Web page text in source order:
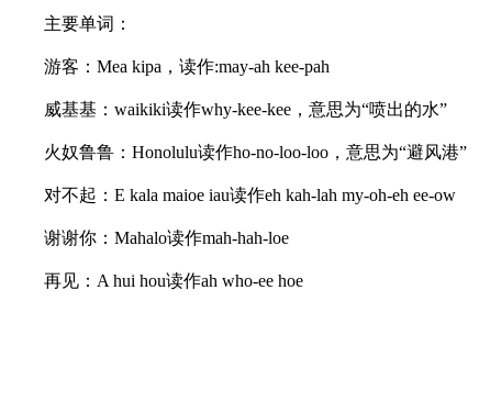
主要单词：
游客：Mea kipa，读作:may-ah kee-pah
威基基：waikiki读作why-kee-kee，意思为“喷出的水”
火奴鲁鲁：Honolulu读作ho-no-loo-loo，意思为“避风港”
对不起：E kala maioe iau读作eh kah-lah my-oh-eh ee-ow
谢谢你：Mahalo读作mah-hah-loe
再见：A hui hou读作ah who-ee hoe